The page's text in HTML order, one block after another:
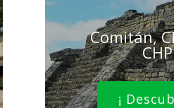
Comitán,
CHP
¡